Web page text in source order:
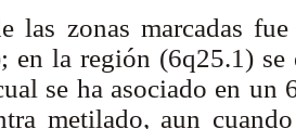
las zonas marcadas
en la región (6q25.1)
se ha asociado en un
metilado, aun